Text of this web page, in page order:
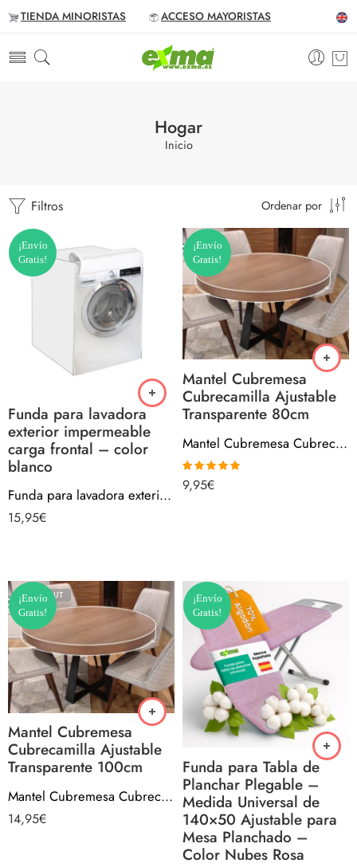
TIENDA MINORISTAS ACCESO MAYORISTAS
Hogar
Inicio
Filtros Ordenar por
¡Envío
Gratis!
Funda para lavadora
exterior impermeable
carga frontal – color
blanco
Funda para lavadora exterior impermeable carga frontal – color blanco
15,95€
¡Envío
Gratis!
Mantel Cubremesa
Cubrecamilla Ajustable
Transparente 80cm
Mantel Cubremesa Cubrecamilla Ajustable Transparente 80cm
Valorado con
5.00de 5
9,95€
¡Envío
Gratis!
SOLD OUT
Mantel Cubremesa
Cubrecamilla Ajustable
Transparente 100cm
Mantel Cubremesa Cubrecamilla Ajustable Transparente 100cm
14,95€
¡Envío
Gratis!
Funda para Tabla de
Planchar Plegable –
Medida Universal de
140×50 Ajustable para
Mesa Planchado –
Color Nubes Rosa